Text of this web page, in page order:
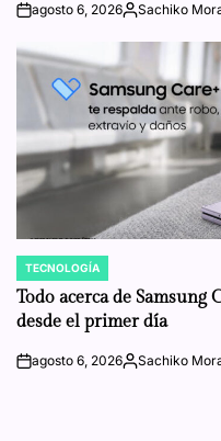
onagosto 6, 2026Posted
Sachiko
POSTED
IN
TECNOLOGÍA
Todo acerca de Samsung
desde el primer día
onagosto 6, 2026Posted
Sachiko